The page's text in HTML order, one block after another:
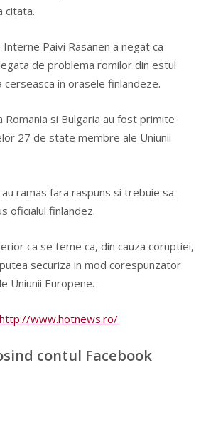
citata.
Paivi Rasanen a negat ca
de problema romilor din estul
in orasele finlandeze.
Romania si Bulgaria au fost primite
27 de state membre ale Uniunii
ramas fara raspuns si trebuie sa
oficialul finlandez.
ca se teme ca, din cauza coruptiei,
securiza in mod corespunzator
Uniunii Europene.
http://www.hotnews.ro/
contul Facebook